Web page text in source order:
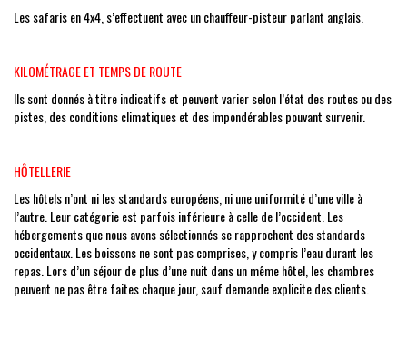
Les safaris en 4x4, s’effectuent avec un chauffeur-pisteur parlant anglais.
KILOMÉTRAGE ET TEMPS DE ROUTE
Ils sont donnés à titre indicatifs et peuvent varier selon l’état des routes ou des
pistes, des conditions climatiques et des impondérables pouvant survenir.
HȎTELLERIE
Les hôtels n’ont ni les standards européens, ni une uniformité d’une ville à
l’autre. Leur catégorie est parfois inférieure à celle de l’occident. Les
hébergements que nous avons sélectionnés se rapprochent des standards
occidentaux. Les boissons ne sont pas comprises, y compris l’eau durant les
repas. Lors d’un séjour de plus d’une nuit dans un même hôtel, les chambres
peuvent ne pas être faites chaque jour, sauf demande explicite des clients.